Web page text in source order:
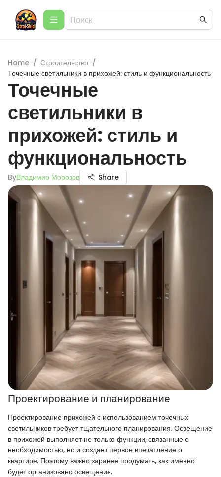
Home / Строительство /
Точечные светильники в прихожей: стиль и функциональность
Точечные
светильники в
прихожей: стиль и
функциональность
ByВладимир Морозов Share
Проектирование и планирование
Проектирование прихожей с использованием точечных
светильников требует тщательного планирования. Освещение
в прихожей выполняет не только функции, связанные с
необходимостью, но и создает первое впечатление о
квартире. Поэтому важно заранее продумать, как именно
будет организовано освещение.